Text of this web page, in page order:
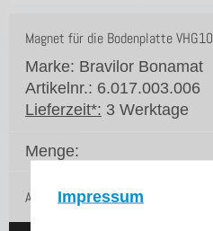
Impressum
Magnet für die Bodenplatte VHG10
Marke: Bravilor Bonamat
Artikelnr.: 6.017.003.006
Lieferzeit*: 3 Werktage
Menge:
Auf die Merkliste